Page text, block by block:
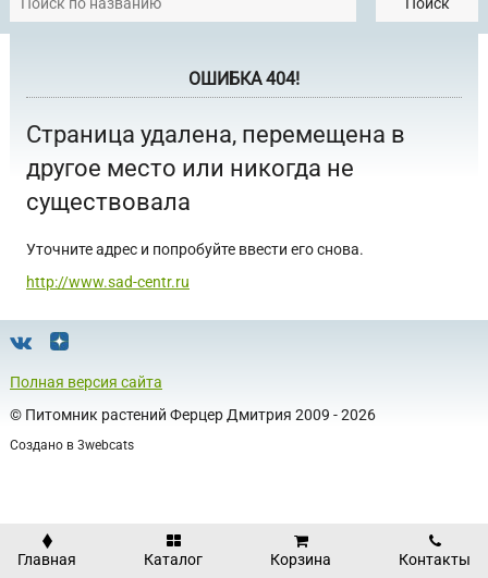
ОШИБКА 404!
Страница удалена, перемещена в
другое место или никогда не
существовала
Уточните адрес и попробуйте ввести его снова.
http://www.sad-centr.ru
Полная версия сайта
© Питомник растений Ферцер Дмитрия 2009 - 2026
Создано в 3webcats
Главная Каталог Корзина Контакты